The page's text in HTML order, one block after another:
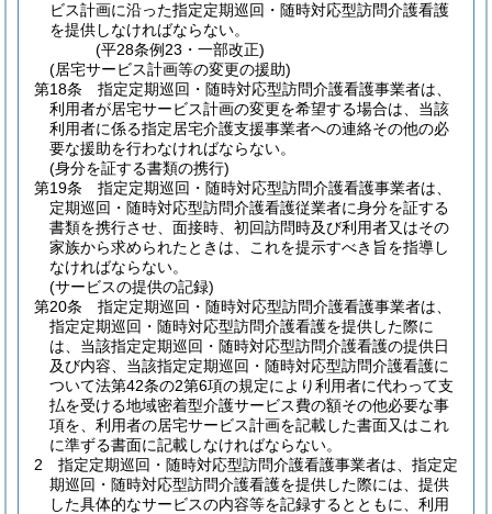
ビス計画に沿った指定定期巡回・随時対応型訪問介護看護
を提供しなければならない。
(平28条例23・一部改正)
(居宅サービス計画等の変更の援助)
第18条
指定定期巡回・随時対応型訪問介護看護事業者は、
利用者が居宅サービス計画の変更を希望する場合は、当該
利用者に係る指定居宅介護支援事業者への連絡その他の必
要な援助を行わなければならない。
(身分を証する書類の携行)
第19条
指定定期巡回・随時対応型訪問介護看護事業者は、
定期巡回・随時対応型訪問介護看護従業者に身分を証する
書類を携行させ、面接時、初回訪問時及び利用者又はその
家族から求められたときは、これを提示すべき旨を指導し
なければならない。
(サービスの提供の記録)
第20条
指定定期巡回・随時対応型訪問介護看護事業者は、
指定定期巡回・随時対応型訪問介護看護を提供した際に
は、当該指定定期巡回・随時対応型訪問介護看護の提供日
及び内容、当該指定定期巡回・随時対応型訪問介護看護に
ついて法第42条の2第6項の規定により利用者に代わって支
払を受ける地域密着型介護サービス費の額その他必要な事
項を、利用者の居宅サービス計画を記載した書面又はこれ
に準ずる書面に記載しなければならない。
2
指定定期巡回・随時対応型訪問介護看護事業者は、指定定
期巡回・随時対応型訪問介護看護を提供した際には、提供
した具体的なサービスの内容等を記録するとともに、利用